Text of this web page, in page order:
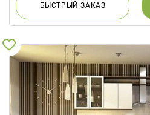
БЫСТРЫЙЗАКАЗ